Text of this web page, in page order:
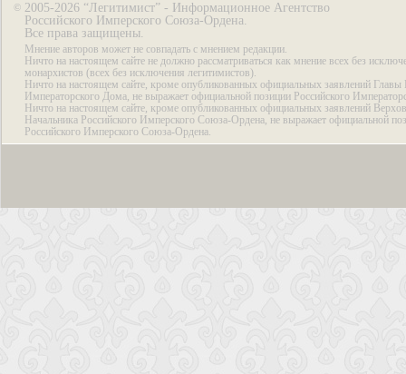
© 2005-2026 “Легитимист” - Информационное Агентство
Российского Имперского Союза-Ордена.
Все права защищены.
Мнение авторов может не совпадать с мнением редакции.
Ничто на настоящем сайте не должно рассматриваться как мнение всех без
монархистов (всех без исключения легитимистов).
Ничто на настоящем сайте, кроме опубликованных официальных заявлений Главы
Императорского Дома, не выражает официальной позиции Российского
Ничто на настоящем сайте, кроме опубликованных официальных заявлений
Начальника Российского Имперского Союза-Ордена, не выражает официальной
Российского Имперского Союза-Ордена.